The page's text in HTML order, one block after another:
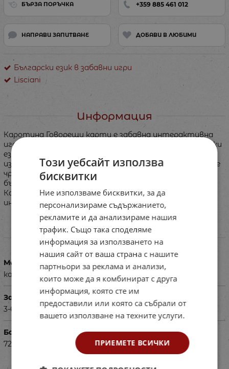
БЪРЗА ПОРЪЧКА +359 885 461 012
НАПРАВИ ЗАПИТВАНЕ ДОБАВИ В ЛЮБИМИ
Български език в забавни игри
Lisciani
Информация
Каротина Говорещи карти е забавна интерактивна
игра за научаване на 100 думи на български и английски
език! Достатъчно е да поставиш картите и да ги
изслушаш. А освен това развива логическото мислене
чрез забавни викторини! 3 режима на работа:
български, английски и интерактиввни викторини.
Комплектът включва: • Електронна конзола; • 100
интерактивни карти; • USB кабел; • Инструкции.
Характеристики
Материал
картон, пластмаса
За деца на възраст
3-6г.
Баркод (ISBN, UPC, др.)
7273109920
Този уебсайт използва
бисквитки
Ние използваме бисквитки, за да
персонализираме съдържанието,
рекламите и да анализираме нашия
трафик. Също така споделяме
информация за използването на
нашия сайт от ваша страна с нашите
партньори за реклама и анализи,
които може да я комбинират с друга
информация, която сте им
предоставили или която са събрали от
вашето използване на техните услуги.
ПРИЕМЕТЕ ВСИЧКИ